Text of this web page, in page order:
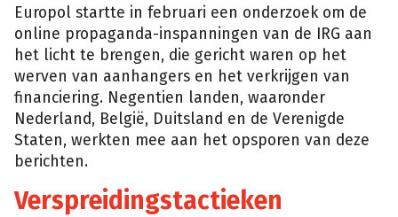
Europol startte in februari een onderzoek om de
online propaganda-inspanningen van de IRG aan
het licht te brengen, die gericht waren op het
werven van aanhangers en het verkrijgen van
financiering. Negentien landen, waaronder
Nederland, België, Duitsland en de Verenigde
Staten, werkten mee aan het opsporen van deze
berichten.
Verspreidingstactieken